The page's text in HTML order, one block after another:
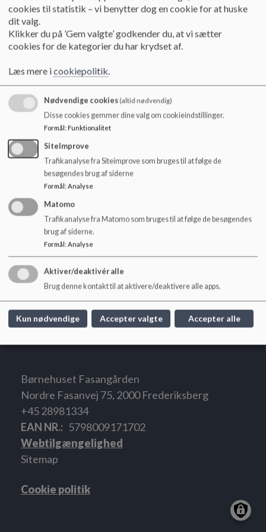
Kristi himmelfartsdag:
2. pinsedag:25. maj.
Grundlovsdag:5. juni
Frederiksberg Kommune tilbyder alternativ pasning
andre dagtilbud i dagene før påske, dagen efter Kristi
himmelfart, samt dagene mellem jul og nytår. Kontakt
ledelsen for nærmere information samt bindende tilmelding
til alternativ pasning.
Lukkedage 2027
22. marts til og med 29. marts.
Kristi himmelfartsdag:6. og 7. maj.
2. pinsedag:
Jul og nytår:24. december til og med 2. januar 2028.
Børnehuset Fasangården
Nordre Fasanvej 75, 2000 Frederiksberg
+45 28981334
EAN NR.
5798009171702
Webtilgængelighed
Sitemap
Cookie politik
cookies til statistik – vi benytter dog en cookie for at huske
dit valg.
Klikker du på ’Gem valgte’ godkender du, at vi sætter
cookies for de kategorier du har krydset af.
Læs mere icookiepolitik.
Nødvendige cookies(altid nødvendig)
Disse cookies gemmer dine valg om cookieindstillinger.
Formål: Funktionalitet
SiteImprove
Trafikanalyse fra Siteimprove som bruges til at følge de
besøgendes brug af siderne
Formål: Analyse
Matomo
Trafikanalyse fra Matomo som bruges til at følge de besøgendes
brug af siderne.
Formål: Analyse
Aktiver/deaktivér alle
Brug denne kontakt til at aktivere/deaktivere alle apps.
Kun nødvendige Accepter valgte Accepter alle